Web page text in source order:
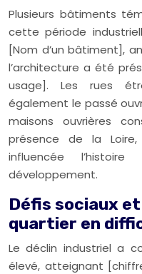
Plusieurs bâtiments
cette période
[Nom d’un bâtiment],
l’architecture a été
usage]. Les rues
également le passé
maisons ouvrières
présence de la
influencée
développement.
Défis sociaux
quartier en
Le déclin industriel a
élevé, atteignant